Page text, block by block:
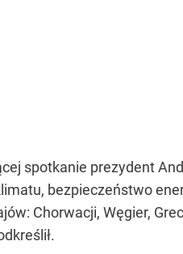
spotkanie prezydent
bezpieczeństwo
Chorwacji, Węgier,